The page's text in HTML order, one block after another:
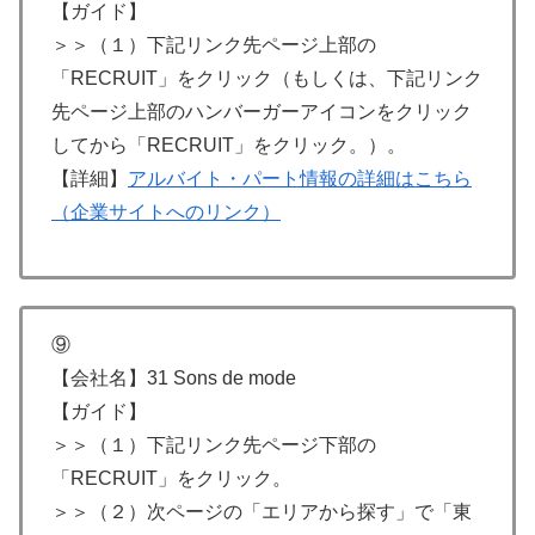
【ガイド】
＞＞（１）下記リンク先ページ上部の
「RECRUIT」をクリック（もしくは、下記リンク
先ページ上部のハンバーガーアイコンをクリック
してから「RECRUIT」をクリック。）。
【詳細】 アルバイト・パート情報の詳細はこちら
（企業サイトへのリンク）
⑨
【会社名】31 Sons de mode
【ガイド】
＞＞（１）下記リンク先ページ下部の
「RECRUIT」をクリック。
＞＞（２）次ページの「エリアから探す」で「東